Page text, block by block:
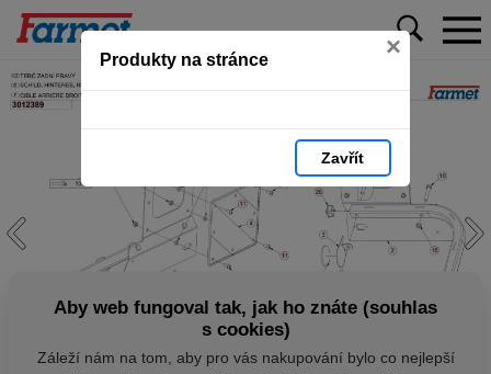
Produkty na stránce ×
Zavřít
Aby web fungoval tak, jak ho znáte (souhlas
s cookies)
Záleží nám na tom, aby pro vás nakupování bylo co nejlepší